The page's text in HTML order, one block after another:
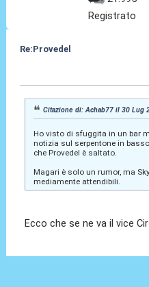
Registrato
Re:Provedel
Citazione di: Achab77 il 30 Lug
Ho visto di sfuggita in un bar
notizia sul serpentone in
che Provedel è saltato.
Magari è solo un rumor, ma
mediamente attendibili.
Ecco che se ne va il vice